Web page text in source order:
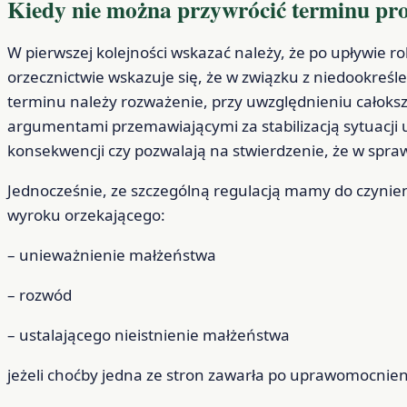
Kiedy nie można przywrócić terminu
W pierwszej kolejności wskazać należy, że po
orzecznictwie wskazuje się, że w związku z
terminu należy rozważenie, przy uwzględnieniu
argumentami przemawiającymi za stabilizacją sytuacji
konsekwencji czy pozwalają na stwierdzenie, że w
Jednocześnie, ze szczególną regulacją mamy do
wyroku orzekającego:
– unieważnienie małżeństwa
– rozwód
– ustalającego nieistnienie małżeństwa
jeżeli choćby jedna ze stron zawarła po